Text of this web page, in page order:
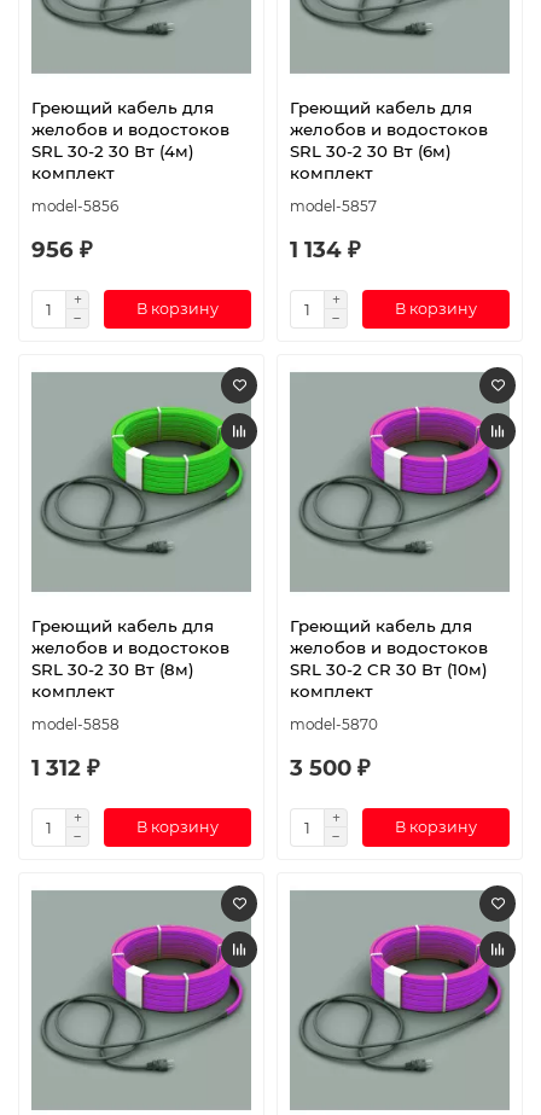
Греющий кабель для
желобов и водостоков
SRL 30-2 30 Вт (4м)
комплект
model-5856
956 ₽
В корзину
Греющий кабель для
желобов и водостоков
SRL 30-2 30 Вт (6м)
комплект
model-5857
1 134 ₽
В корзину
Греющий кабель для
желобов и водостоков
SRL 30-2 30 Вт (8м)
комплект
model-5858
1 312 ₽
В корзину
Греющий кабель для
желобов и водостоков
SRL 30-2 CR 30 Вт (10м)
комплект
model-5870
3 500 ₽
В корзину